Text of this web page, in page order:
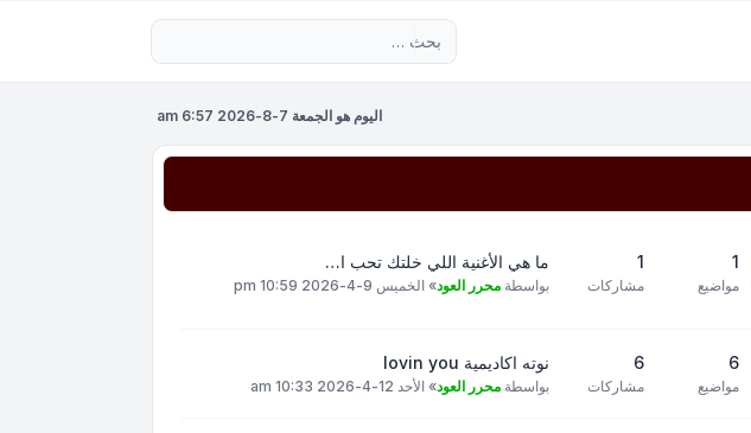
اليوم هو الجمعة 7-8-2026 6:57 am
1
مواضيع
1
مشاركات
ما هي الأغنية اللي خلتك تحب ا…
بواسطة محرر العود» الخميس 9-4-2026 10:59 pm
6
مواضيع
6
مشاركات
نوته اكاديمية lovin you
بواسطة محرر العود» الأحد 12-4-2026 10:33 am